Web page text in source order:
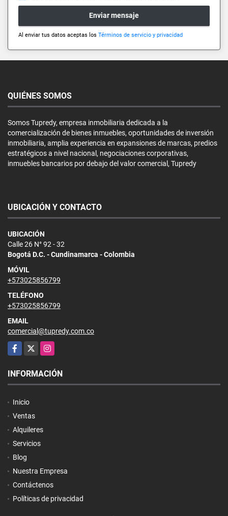
Enviar mensaje
Al enviar tus datos aceptas los Términos de servicio y privacidad
QUIÉNES SOMOS
Somos Tupredy, empresa inmobiliaria dedicada a la
comercialización de bienes inmuebles, oportunidades de inversión
inmobiliaria, amplia experiencia en expansiones de marcas, predios
estratégicos a nivel nacional, negociaciones corporativas,
inmuebles bancarios por debajo del valor comercial, Tupredy
UBICACIÓN Y CONTACTO
UBICACIÓN
Calle 26 N° 92 - 32
Bogotá D.C. - Cundinamarca - Colombia
MÓVIL
+573025856799
TELÉFONO
+573025856799
EMAIL
comercial@tupredy.com.co
Facebook
X Instagram
INFORMACIÓN
Inicio
Ventas
Alquileres
Servicios
Blog
Nuestra Empresa
Contáctenos
Políticas de privacidad